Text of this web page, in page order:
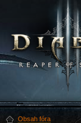
Obsah fóra